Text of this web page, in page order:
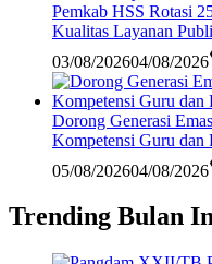
Pemkab HSS Rotasi
Kualitas Layanan
03/08/202604/08/2026
Dorong Generasi
Kompetensi Guru
05/08/202604/08/2026
Trending Bulan